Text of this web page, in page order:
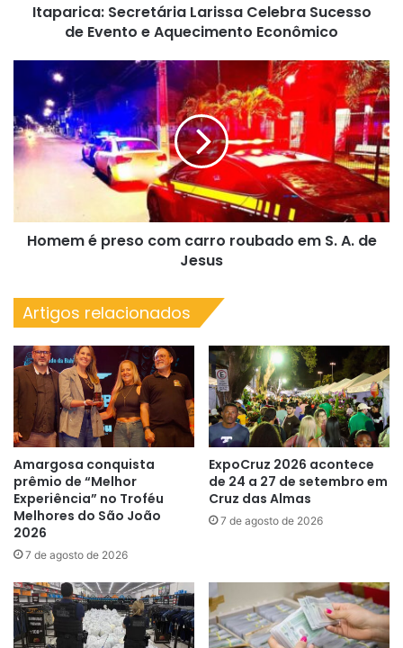
Econômico
Itaparica: Secretária Larissa Celebra Sucesso
de Evento e Aquecimento Econômico
Homem
preso
com
carro
roubado
A.
Homem é preso com carro roubado em S. A. de
Jesus
Artigos relacionados
Amargosa conquista
prêmio de “Melhor
Experiência” no Troféu
Melhores do São João
2026
7 de agosto de 2026
ExpoCruz 2026 acontece
de 24 a 27 de setembro em
Cruz das Almas
7 de agosto de 2026